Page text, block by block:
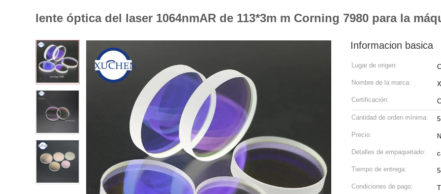
lente óptica del laser 1064nmAR de 113*3m m Corning 7980 para la
Informacion basica
Lugar de origen:
Nombre de la marca:
Certificación:
Cantidad de orden mínima:
Precio:
Detalles de empaquetado:
Tiempo de entrega:
Condiciones de pago: